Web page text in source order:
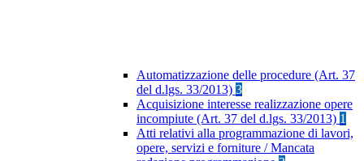
Automatizzazione delle procedure (Art. 37
del d.lgs. 33/2013) 3
Acquisizione interesse realizzazione opere
incompiute (Art. 37 del d.lgs. 33/2013) 1
Atti relativi alla programmazione di lavori,
opere, servizi e forniture / Mancata